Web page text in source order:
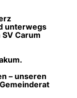
unterwegs
Carum
– unseren